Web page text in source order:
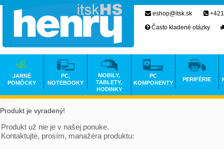
Produkt je vyradený!
Produkt už nie je v našej ponuke.
Kontaktujte, prosím, manažéra produktu:
eshop@itsk.sk
Často kladené otázky
JARNÉ
POMÔCKY
PC,
NOTEBOOKY
MOBILY,
TABLETY,
HODINKY
PC
KOMPONENTY
PERIFÉRIE